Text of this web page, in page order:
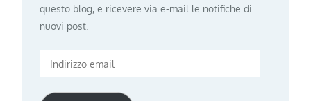
questo blog, e ricevere via e-mail le notifiche di
nuovi post.
Indirizzo